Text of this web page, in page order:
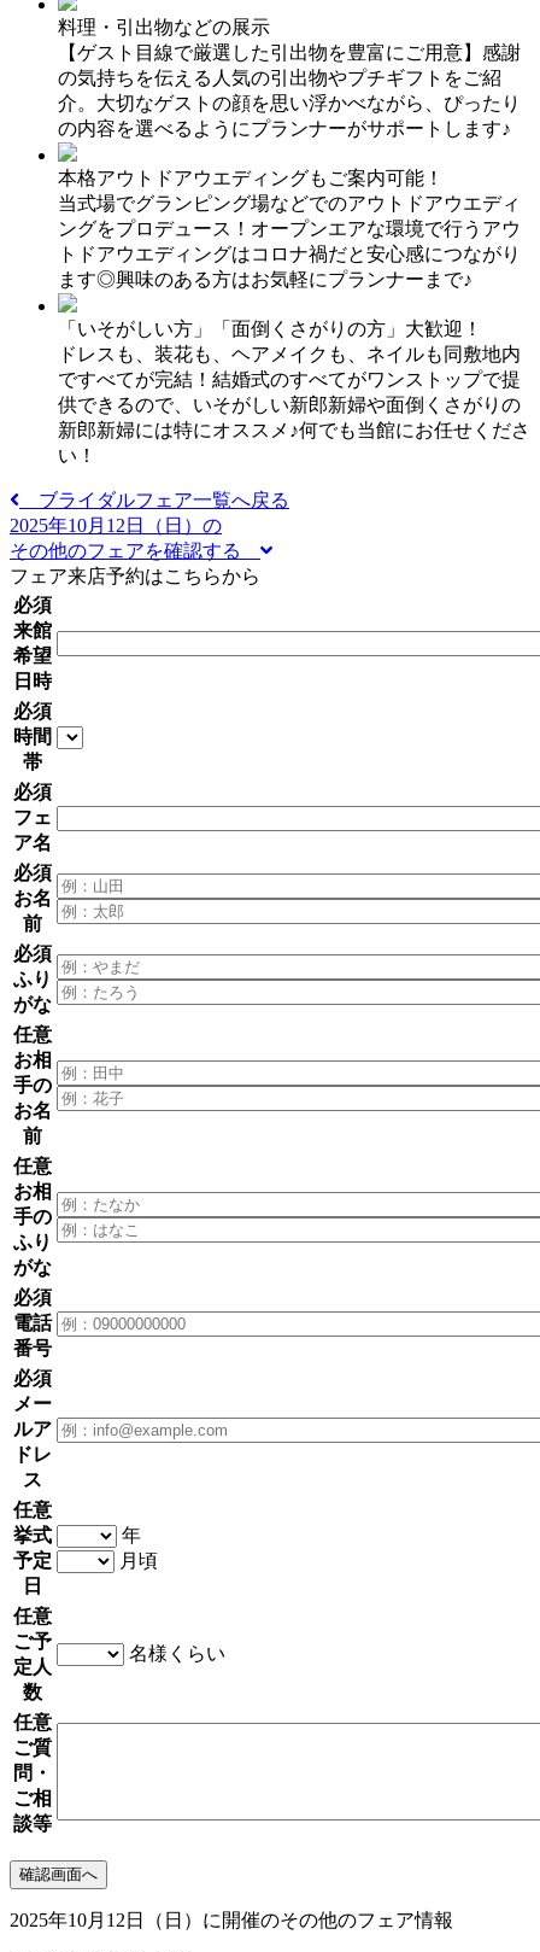
料理・引出物などの展示
【ゲスト目線で厳選した引出物を豊富にご用意】感謝
の気持ちを伝える人気の引出物やプチギフトをご紹
介。大切なゲストの顔を思い浮かべながら、ぴったり
の内容を選べるようにプランナーがサポートします♪
本格アウトドアウエディングもご案内可能！
当式場でグランピング場などでのアウトドアウエディ
ングをプロデュース！オープンエアな環境で行うアウ
トドアウエディングはコロナ禍だと安心感につながり
ます◎興味のある方はお気軽にプランナーまで♪
「いそがしい方」「面倒くさがりの方」大歓迎！
ドレスも、装花も、ヘアメイクも、ネイルも同敷地内
ですべてが完結！結婚式のすべてがワンストップで提
供できるので、いそがしい新郎新婦や面倒くさがりの
新郎新婦には特にオススメ♪何でも当館にお任せくださ
い！
ブライダルフェア一覧へ戻る
2025年10月12日（日）の
その他のフェアを確認する
フェア来店予約はこちらから
必須
来館
希望
日時
必須
時間
帯
必須
フェ
ア名
必須
お名
前
必須
ふり
がな
任意
お相
手の
お名
前
任意
お相
手の
ふり
がな
必須
電話
番号
必須
メー
ルア
ドレ
ス
任意
挙式
予定
日
年
月頃
任意
ご予
定人
数
名様くらい
任意
ご質
問・
ご相
談等
2025年10月12日（日）に開催のその他のフェア情報